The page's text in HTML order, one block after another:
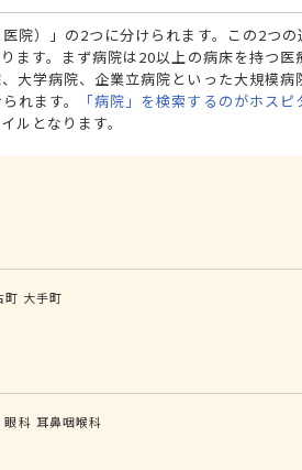
院）」の2つに分けられます。この2つの
ます。まず病院は20以上の病床を持つ医
大学病院、企業立病院といった大規模病
れます。
「病院」を検索するのがホスピ
ルとなります。
町 大手町
眼科 耳鼻咽喉科